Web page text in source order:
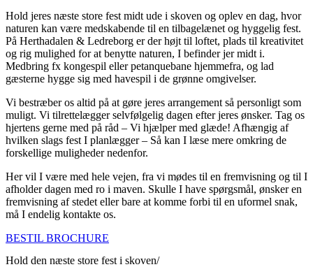
Hold jeres næste store fest midt ude i skoven og oplev en dag, hvor
naturen kan være medskabende til en tilbagelænet og hyggelig fest.
På Herthadalen & Ledreborg er der højt til loftet, plads til kreativitet
og rig mulighed for at benytte naturen, I befinder jer midt i.
Medbring fx kongespil eller petanquebane hjemmefra, og lad
gæsterne hygge sig med havespil i de grønne omgivelser.
Vi bestræber os altid på at gøre jeres arrangement så personligt som
muligt. Vi tilrettelægger selvfølgelig dagen efter jeres ønsker. Tag os
hjertens gerne med på råd – Vi hjælper med glæde! Afhængig af
hvilken slags fest I planlægger – Så kan I læse mere omkring de
forskellige muligheder nedenfor.
Her vil I være med hele vejen, fra vi mødes til en fremvisning og til I
afholder dagen med ro i maven. Skulle I have spørgsmål, ønsker en
fremvisning af stedet eller bare at komme forbi til en uformel snak,
må I endelig kontakte os.
BESTIL BROCHURE
Hold den næste store fest i skoven/